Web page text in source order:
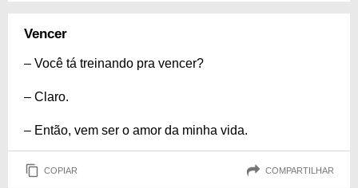
Vencer
– Você tá treinando pra vencer?
– Claro.
– Então, vem ser o amor da minha vida.
COPIAR COMPARTILHAR